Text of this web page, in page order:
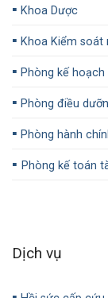
▪️ Khoa Dược
▪️ Khoa Kiểm soát
▪️ Phòng kế hoạch
▪️ Phòng điều
▪️ Phòng hành
▪️ Phòng kế toán
Dịch vụ